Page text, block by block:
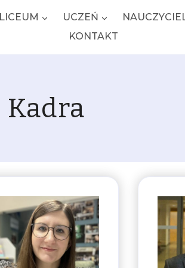
LICEUM UCZEŃ
KONTAKT
Kadra